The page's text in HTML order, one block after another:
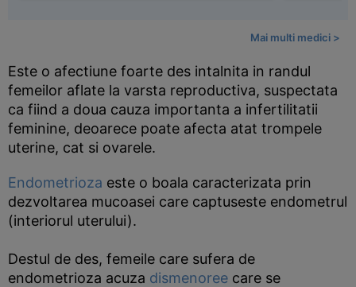
Mai multi medici >
Este o afectiune foarte des intalnita in randul
femeilor aflate la varsta reproductiva, suspectata
ca fiind a doua cauza importanta a infertilitatii
feminine, deoarece poate afecta atat trompele
uterine, cat si ovarele.
Endometrioza este o boala caracterizata prin
dezvoltarea mucoasei care captuseste endometrul
(interiorul uterului).
Destul de des, femeile care sufera de
endometrioza acuza dismenoree care se